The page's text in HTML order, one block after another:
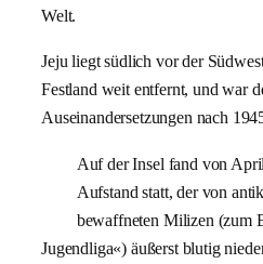
Welt.
Jeju liegt südlich vor der
Festland weit entfernt, und war
Auseinandersetzungen nach
Auf der Insel fand von
Aufstand statt, der von
bewaffneten Milizen (zum
Jugendliga«) äußerst blutig